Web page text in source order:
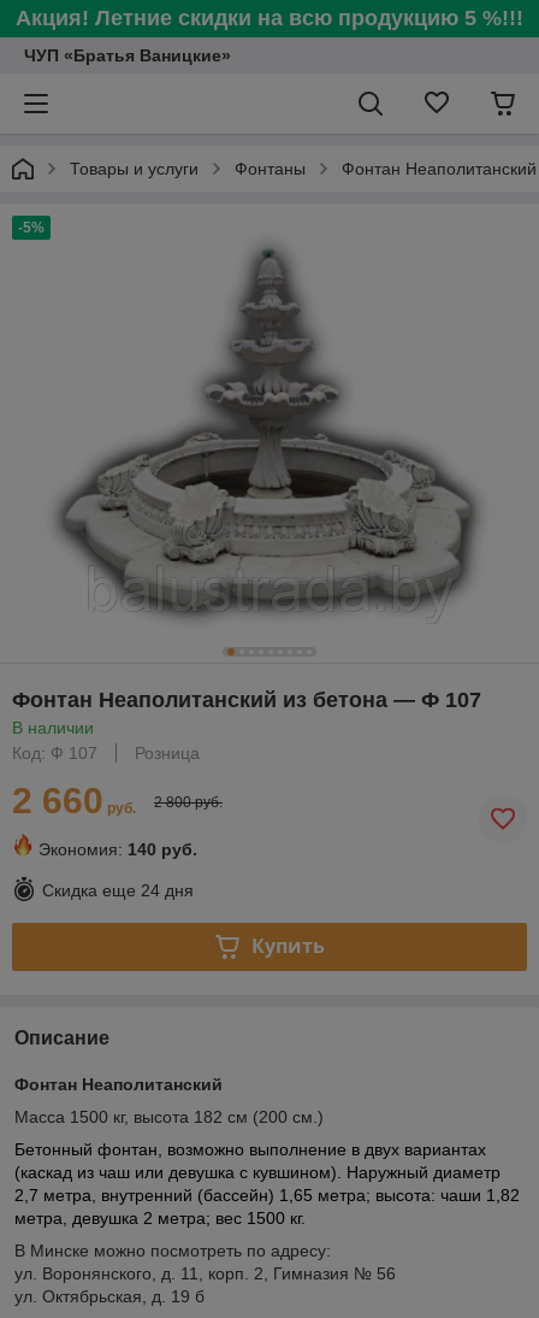
Акция! Летние скидки на всю продукцию 5 %!!!
ЧУП «Братья Ваницкие»
Товары и услуги Фонтаны Фонтан
-5%
Фонтан Неаполитанский из бетона — Ф 107
В наличии
Код: Ф 107
Розница
2 660 руб. 2 800 руб.
Экономия: 140 руб.
Скидка еще 24 дня
Купить
Описание
Фонтан Неаполитанский
Масса 1500 кг, высота 182 см (200 см.)
Бетонный фонтан, возможно выполнение в двух вариантах
(каскад из чаш или девушка с кувшином). Наружный диаметр
2,7 метра, внутренний (бассейн) 1,65 метра; высота: чаши 1,82
метра, девушка 2 метра; вес 1500 кг.
В Минске можно посмотреть по адресу:
ул. Воронянского, д. 11, корп. 2, Гимназия № 56
ул. Октябрьская, д. 19 б